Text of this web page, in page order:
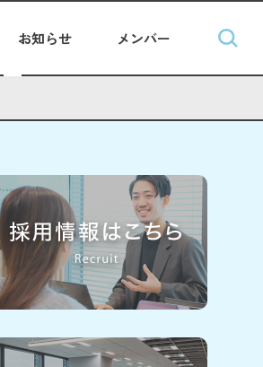
お知らせ メンバー